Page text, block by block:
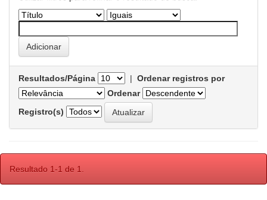
Resultados/Página | Ordenar registros por
Ordenar
Registro(s)
Resultado 1-1 de 1.